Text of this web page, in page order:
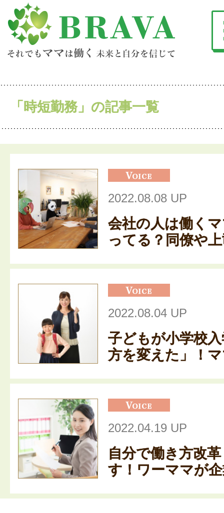
「時短勤務」の記事一覧
2022.08.08 UP
会社の人は働く
ってる？同僚や
2022.08.04 UP
子どもが小学校
方を変えた」！
2022.04.19 UP
自分で働き方改
す！ワーママが